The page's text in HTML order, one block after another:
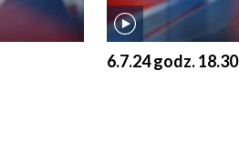
6.7.24 godz. 18.30